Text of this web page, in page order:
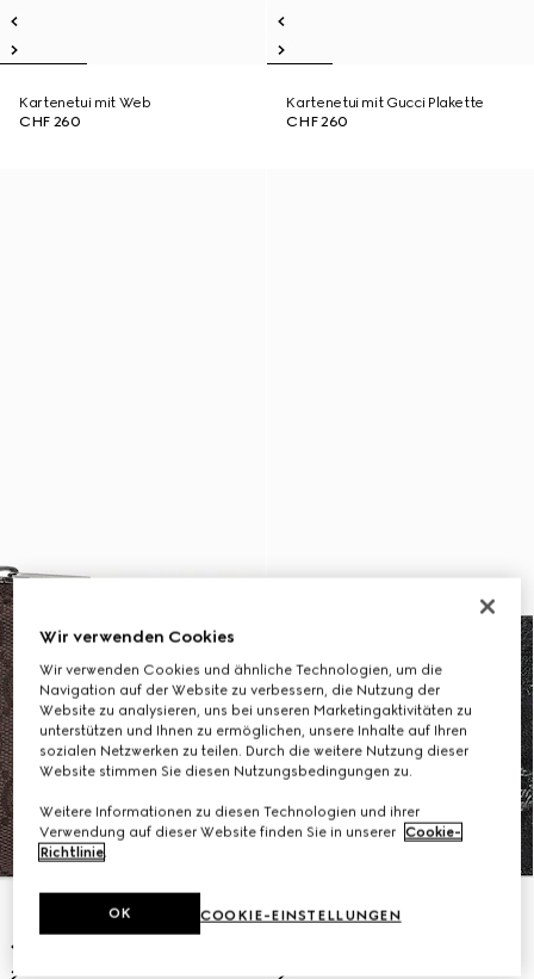
Kartenetui mit Web
CHF 260
Kartenetui mit Gucci Plakette
CHF 260
Wir verwenden Cookies
Wir verwenden Cookies und ähnliche Technologien, um die
Navigation auf der Website zu verbessern, die Nutzung der
Website zu analysieren, uns bei unseren Marketingaktivitäten zu
unterstützen und Ihnen zu ermöglichen, unsere Inhalte auf Ihren
sozialen Netzwerken zu teilen. Durch die weitere Nutzung dieser
Website stimmen Sie diesen Nutzungsbedingungen zu.
Weitere Informationen zu diesen Technologien und ihrer
Verwendung auf dieser Website finden Sie in unserer Cookie-
Richtlinie.
COOKIE-EINSTELLUNGEN
OK